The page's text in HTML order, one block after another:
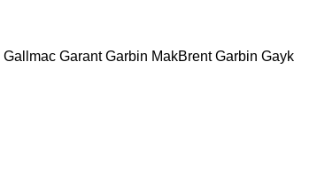
Gallmac Garant Garbin MakBrent Garbin Gayk